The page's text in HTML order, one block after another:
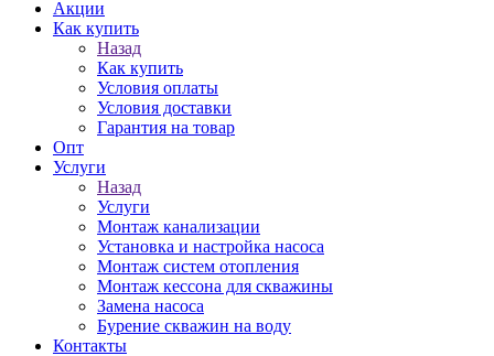
Акции
Как купить
Назад
Как купить
Условия оплаты
Условия доставки
Гарантия на товар
Опт
Услуги
Назад
Услуги
Монтаж канализации
Установка и настройка насоса
Монтаж систем отопления
Монтаж кессона для скважины
Замена насоса
Бурение скважин на воду
Контакты